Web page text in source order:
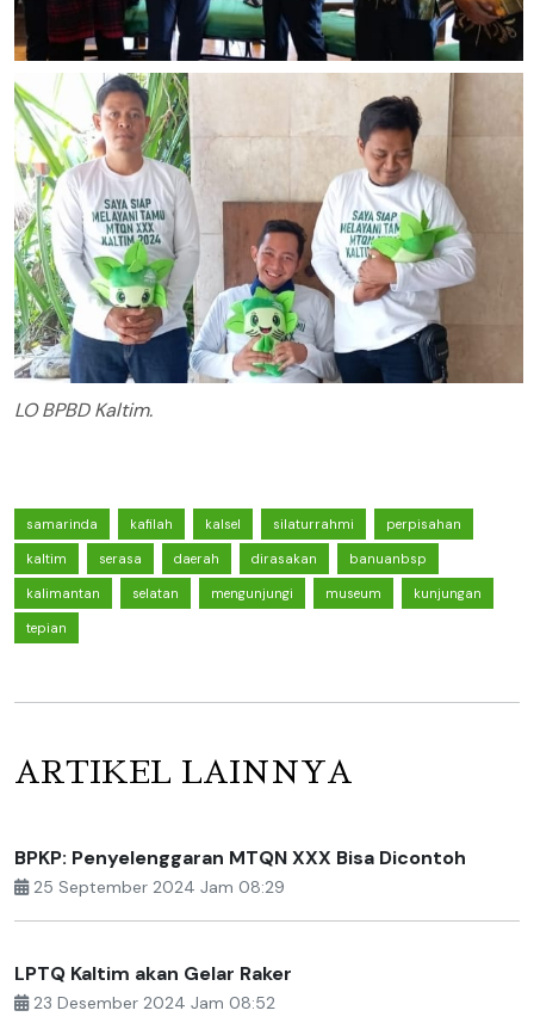
LO BPBD Kaltim.
samarinda kafilah kalsel silaturrahmi perpisahan
kaltim serasa daerah dirasakan banuanbsp
kalimantan selatan mengunjungi museum kunjungan
tepian
ARTIKEL LAINNYA
BPKP: Penyelenggaran MTQN XXX Bisa Dicontoh
25 September 2024 Jam 08:29
LPTQ Kaltim akan Gelar Raker
23 Desember 2024 Jam 08:52